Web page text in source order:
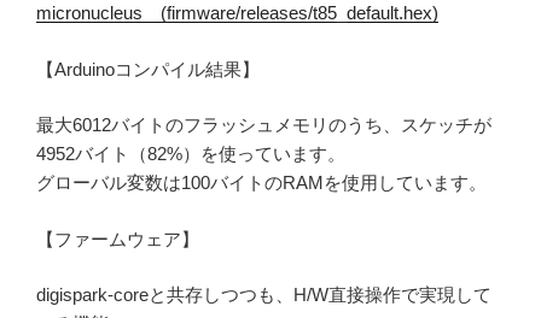
micronucleus (firmware/releases/t85_default.hex)
【Arduinoコンパイル結果】
最大6012バイトのフラッシュメモリのうち、スケッチが
4952バイト（82%）を使っています。
グローバル変数は100バイトのRAMを使用しています。
【ファームウェア】
digispark-coreと共存しつつも、H/W直接操作で実現して